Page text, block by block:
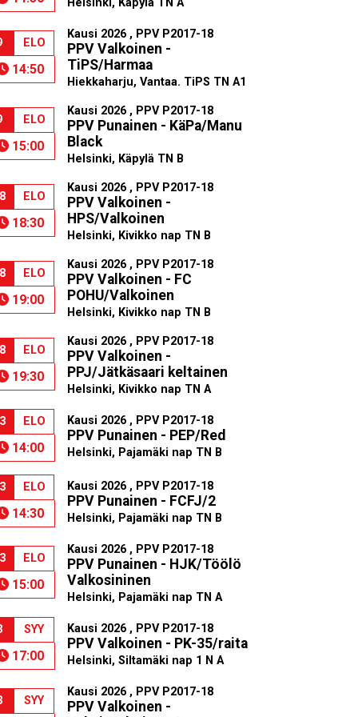
Helsinki, Käpylä TN A
ELO
14:50
Kausi 2026 , PPV P2017-18
PPV Valkoinen -
TiPS/Harmaa
Hiekkaharju, Vantaa. TiPS TN A1
ELO
15:00
Kausi 2026 , PPV P2017-18
PPV Punainen - KäPa/Manu
Black
Helsinki, Käpylä TN B
ELO
18:30
Kausi 2026 , PPV P2017-18
PPV Valkoinen -
HPS/Valkoinen
Helsinki, Kivikko nap TN B
ELO
19:00
Kausi 2026 , PPV P2017-18
PPV Valkoinen - FC
POHU/Valkoinen
Helsinki, Kivikko nap TN B
ELO
19:30
Kausi 2026 , PPV P2017-18
PPV Valkoinen -
PPJ/Jätkäsaari keltainen
Helsinki, Kivikko nap TN A
ELO
14:00
Kausi 2026 , PPV P2017-18
PPV Punainen - PEP/Red
Helsinki, Pajamäki nap TN B
ELO
14:30
Kausi 2026 , PPV P2017-18
PPV Punainen - FCFJ/2
Helsinki, Pajamäki nap TN B
ELO
15:00
Kausi 2026 , PPV P2017-18
PPV Punainen - HJK/Töölö
Valkosininen
Helsinki, Pajamäki nap TN A
SYY
17:00
Kausi 2026 , PPV P2017-18
PPV Valkoinen - PK-35/raita
Helsinki, Siltamäki nap 1 N A
SYY
Kausi 2026 , PPV P2017-18
PPV Valkoinen -